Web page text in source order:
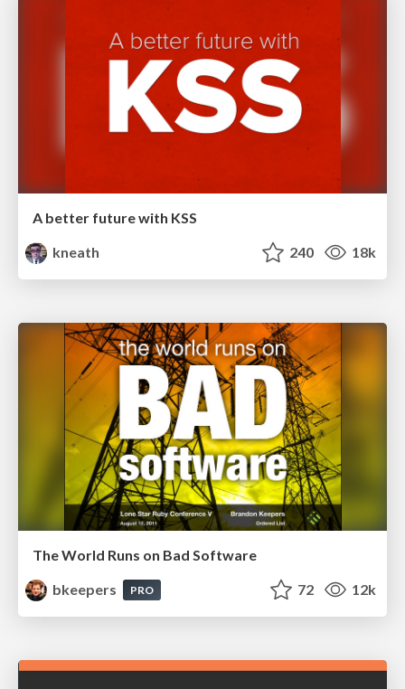
A better future with KSS
kneath
240 18k
The World Runs on Bad Software
bkeepers
PRO 72 12k